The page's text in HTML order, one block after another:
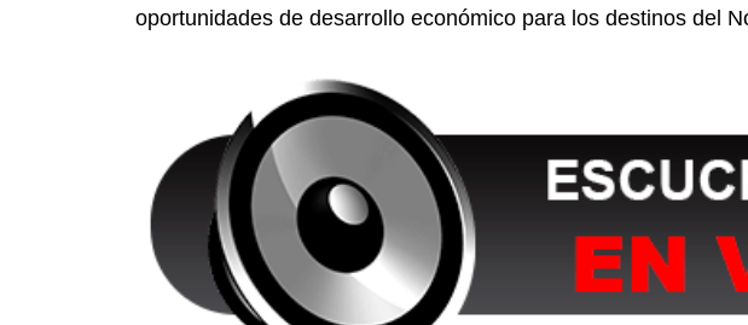
oportunidades de desarrollo económico para los destinos del